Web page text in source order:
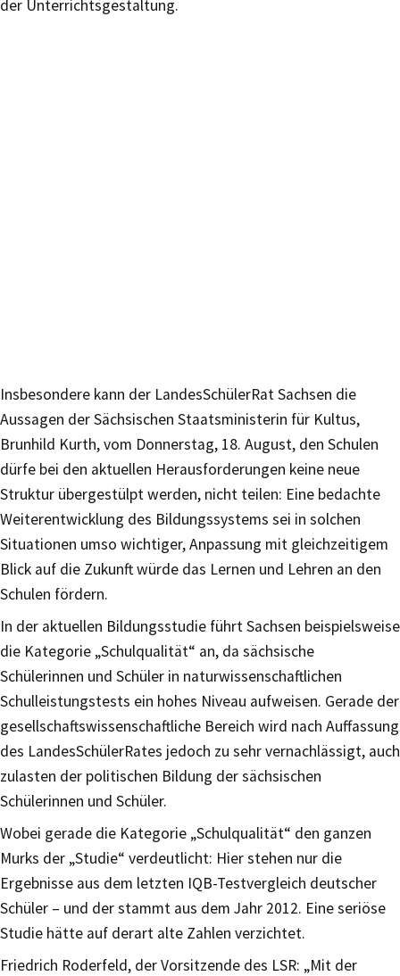
der Unterrichtsgestaltung.
Insbesondere kann der LandesSchülerRat Sachsen die
Aussagen der Sächsischen Staatsministerin für Kultus,
Brunhild Kurth, vom Donnerstag, 18. August, den Schulen
dürfe bei den aktuellen Herausforderungen keine neue
Struktur übergestülpt werden, nicht teilen: Eine bedachte
Weiterentwicklung des Bildungssystems sei in solchen
Situationen umso wichtiger, Anpassung mit gleichzeitigem
Blick auf die Zukunft würde das Lernen und Lehren an den
Schulen fördern.
In der aktuellen Bildungsstudie führt Sachsen beispielsweise
die Kategorie „Schulqualität“ an, da sächsische
Schülerinnen und Schüler in naturwissenschaftlichen
Schulleistungstests ein hohes Niveau aufweisen. Gerade der
gesellschaftswissenschaftliche Bereich wird nach Auffassung
des LandesSchülerRates jedoch zu sehr vernachlässigt, auch
zulasten der politischen Bildung der sächsischen
Schülerinnen und Schüler.
Wobei gerade die Kategorie „Schulqualität“ den ganzen
Murks der „Studie“ verdeutlicht: Hier stehen nur die
Ergebnisse aus dem letzten IQB-Testvergleich deutscher
Schüler – und der stammt aus dem Jahr 2012. Eine seriöse
Studie hätte auf derart alte Zahlen verzichtet.
Friedrich Roderfeld, der Vorsitzende des LSR: „Mit der